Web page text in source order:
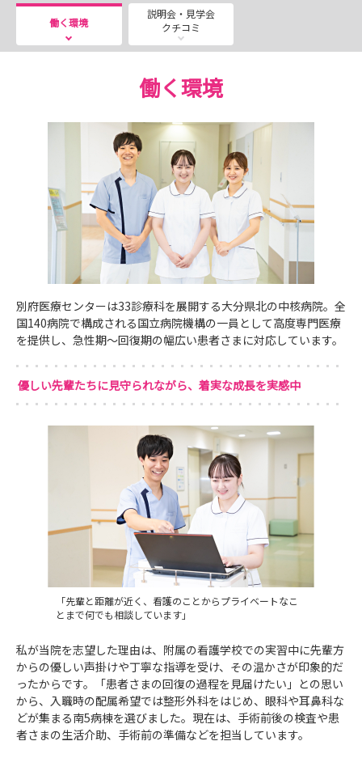
🎶スタッフとの座談会
💛スタッフとの座談会もあり、ちょっと聞きにくいこと
💛🅿有。無料駐車券をお渡しします！
働く環境
説明会・見学会
クチコミ
働く環境
別府医療センターは33診療科を展開する大分県北の中核病院。全
国140病院で構成される国立病院機構の一員として高度専門医療
を提供し、急性期～回復期の幅広い患者さまに対応しています。
優しい先輩たちに見守られながら、着実な成長を実感中
「先輩と距離が近く、看護のことからプライベートなこ
とまで何でも相談しています」
私が当院を志望した理由は、附属の看護学校での実習中に先輩方
からの優しい声掛けや丁寧な指導を受け、その温かさが印象的だ
ったからです。「患者さまの回復の過程を見届けたい」との思い
から、入職時の配属希望では整形外科をはじめ、眼科や耳鼻科な
どが集まる南5病棟を選びました。現在は、手術前後の検査や患
者さまの生活介助、手術前の準備などを担当しています。